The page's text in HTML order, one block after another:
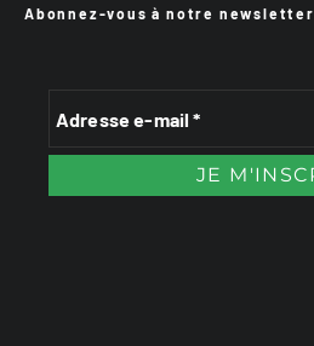
Abonnez-vous à notre newsletter